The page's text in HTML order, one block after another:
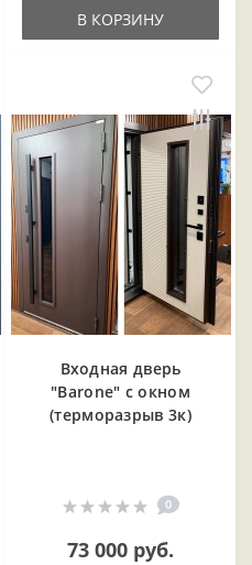
В КОРЗИНУ
Входная дверь
"Barone" с окном
(терморазрыв 3к)
0
73 000 руб.